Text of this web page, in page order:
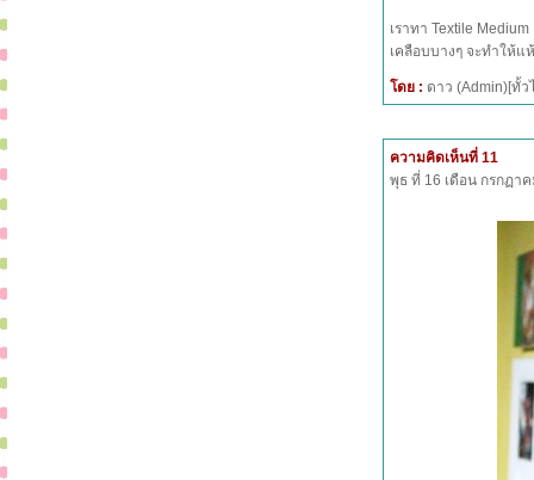
เราทา Textile
เคลือบบางๆ จะทำให้แ
โดย : ดาว (Admin)[
ความคิดเห็นที่ 11
พุธ ที่ 16 เดือน กรกฏา